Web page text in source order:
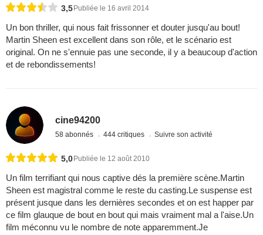
3,5 Publiée le 16 avril 2014
Un bon thriller, qui nous fait frissonner et douter jusqu'au bout!
Martin Sheen est excellent dans son rôle, et le scénario est
original. On ne s'ennuie pas une seconde, il y a beaucoup d'action
et de rebondissements!
cine94200
58 abonnés 444 critiques Suivre son activité
5,0 Publiée le 12 août 2010
Un film terrifiant qui nous captive dés la première scène.Martin
Sheen est magistral comme le reste du casting.Le suspense est
présent jusque dans les dernières secondes et on est happer par
ce film glauque de bout en bout qui mais vraiment mal a l'aise.Un
film méconnu vu le nombre de note apparemment.Je